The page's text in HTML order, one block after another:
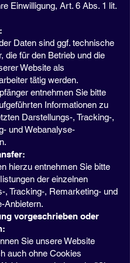
Einwilligung, Art. 6 Abs. 1 lit.
Daten sind ggf. technische
die für den Betrieb und die
Website als
tätig werden.
entnehmen Sie bitte
Informationen zu
Darstellungs-, Tracking-,
und Webanalyse-
hierzu entnehmen Sie bitte
der einzelnen
, Tracking-, Remarketing- und
Anbietern.
vorgeschrieben oder
Sie unsere Website
auch ohne Cookies